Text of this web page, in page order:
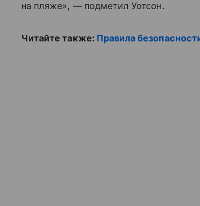
на пляже», — подметил Уотсон.
Читайте также: Правила